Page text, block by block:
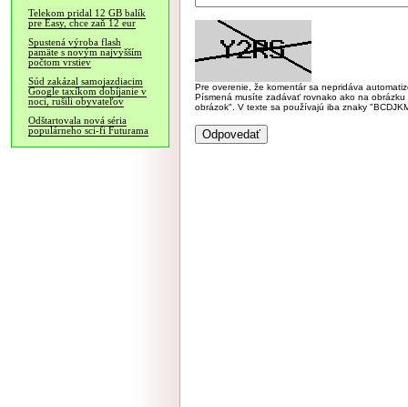
Telekom pridal 12 GB balík
pre Easy, chce zaň 12 eur
Spustená výroba flash
pamäte s novým najvyšším
počtom vrstiev
Súd zakázal samojazdiacim
Google taxíkom dobíjanie v
noci, rušili obyvateľov
Odštartovala nová séria
populárneho sci-fi Futurama
Pre overenie, že komentár sa nepridáva
Písmená musíte zadávať rovnako ako na
obrázok". V texte sa používajú iba znaky